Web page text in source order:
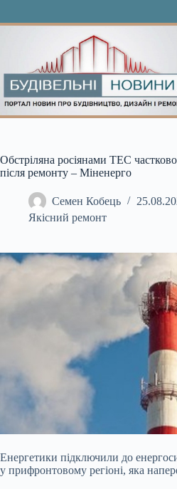
Обстріляна росіянами ТЕС
після ремонту – Міненерго
Семен Кобець
Якісний ремонт
Енергетики підключили до
у прифронтовому регіоні, яка